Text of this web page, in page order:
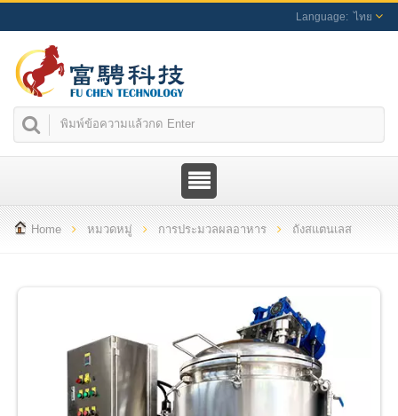
ไทย
Home หมวดหมู่ การประมวลผลอาหาร ถังสแตนเลส